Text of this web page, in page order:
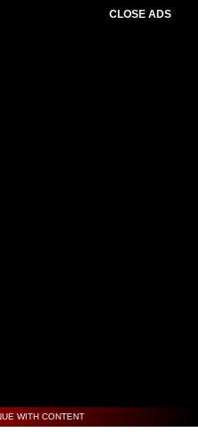
CLOSE ADS
WITH CONTENT